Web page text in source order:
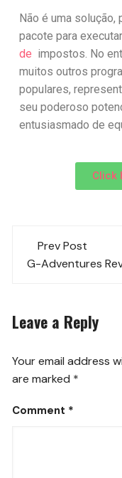
Não é uma
pacote para
de impostos. No
muitos outros
populares,
seu poderoso
entusiasmado de
Click
Prev Post
G-Adventures
Leave a Reply
Your email address
are marked *
Comment *